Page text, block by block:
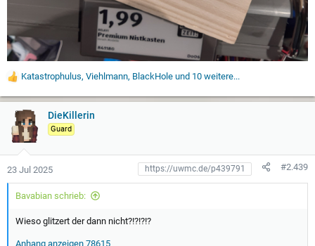
W
r
n
:
Katastrophulus, Viehlmann, BlackHole und 10 weitere...
DieKillerin
Guard
23 Jul 2025 #2.439
Bavabian schrieb:
Wieso glitzert der dann nicht?!?!?!?
Anhang anzeigen 78615